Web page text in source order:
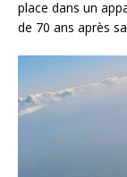
place dans un
de 70 ans après